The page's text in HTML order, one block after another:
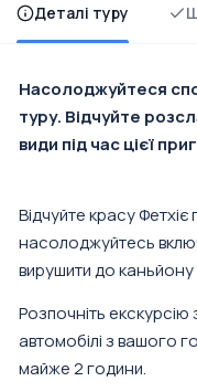
Деталі туру
Насолоджуйтеся
туру. Відчуйте
види під час цієї
Відчуйте красу
насолоджуйтесь
вирушити до каньйону
Розпочніть
автомобілі з вашого
майже 2 години.